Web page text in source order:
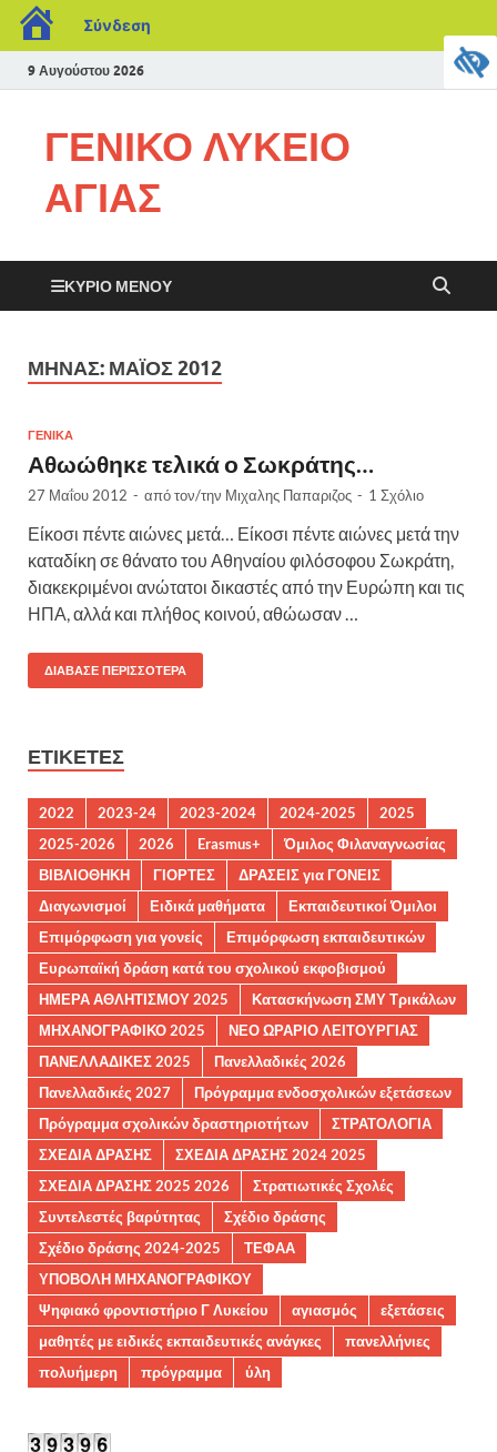
Σύνδεση
9 Αυγούστου 2026
ΓΕΝΙΚΟ ΛΥΚΕΙΟ
ΑΓΙΑΣ
ΚΎΡΙΟ ΜΕΝΟΎ
ΜΉΝΑΣ: ΜΆΙΟΣ 2012
ΓΕΝΙΚΑ
Αθωώθηκε τελικά ο Σωκράτης…
27 Μαΐου 2012 - από τον/την Μιχαλης Παπαριζος - 1 Σχόλιο
Είκοσι πέντε αιώνες μετά… Είκοσι πέντε αιώνες μετά την
καταδίκη σε θάνατο του Αθηναίου φιλόσοφου Σωκράτη,
διακεκριμένοι ανώτατοι δικαστές από την Ευρώπη και τις
ΗΠΑ, αλλά και πλήθος κοινού, αθώωσαν …
ΔΙΆΒΑΣΕ ΠΕΡΙΣΣΌΤΕΡΑ
ΕΤΙΚΈΤΕΣ
2022 2023-24 2023-2024 2024-2025
2025
2025-2026
2026 Erasmus+
Όμιλος Φιλαναγνωσίας
ΒΙΒΛΙΟΘΗΚΗ
ΓΙΟΡΤΕΣ
ΔΡΑΣΕΙΣ για ΓΟΝΕΙΣ
Διαγωνισμοί
Ειδικά μαθήματα
Εκπαιδευτικοί Όμιλοι
Επιμόρφωση για γονείς
Επιμόρφωση εκπαιδευτικών
Ευρωπαϊκή δράση κατά του σχολικού εκφοβισμού
ΗΜΕΡΑ ΑΘΛΗΤΙΣΜΟΥ 2025
Κατασκήνωση ΣΜΥ Τρικάλων
ΜΗΧΑΝΟΓΡΑΦΙΚΟ 2025
ΝΕΟ ΩΡΑΡΙΟ ΛΕΙΤΟΥΡΓΙΑΣ
ΠΑΝΕΛΛΑΔΙΚΕΣ 2025
Πανελλαδικές 2026
Πανελλαδικές 2027
Πρόγραμμα ενδοσχολικών εξετάσεων
Πρόγραμμα σχολικών δραστηριοτήτων
ΣΤΡΑΤΟΛΟΓΙΑ
ΣΧΕΔΙΑ ΔΡΑΣΗΣ
ΣΧΕΔΙΑ ΔΡΑΣΗΣ 2024 2025
ΣΧΕΔΙΑ ΔΡΑΣΗΣ 2025 2026
Στρατιωτικές Σχολές
Συντελεστές βαρύτητας
Σχέδιο δράσης
Σχέδιο δράσης 2024-2025
ΤΕΦΑΑ
ΥΠΟΒΟΛΗ ΜΗΧΑΝΟΓΡΑΦΙΚΟΥ
Ψηφιακό φροντιστήριο Γ Λυκείου
αγιασμός
εξετάσεις
μαθητές με ειδικές εκπαιδευτικές ανάγκες
πανελλήνιες
πολυήμερη
πρόγραμμα ύλη